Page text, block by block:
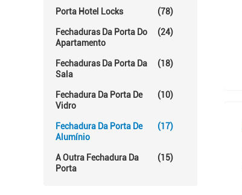
Porta Hotel Locks (78)
Fechaduras Da Porta Do
Apartamento
(24)
Fechaduras Da Porta Da
Sala
(18)
Fechadura Da Porta De
Vidro
(10)
Fechadura Da Porta De
Alumínio
(17)
A Outra Fechadura Da
Porta
(15)